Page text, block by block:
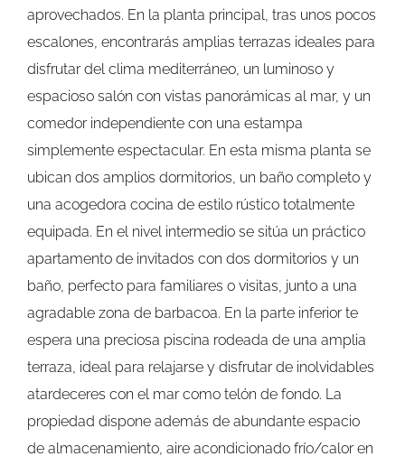
aprovechados. En la planta principal, tras unos pocos
escalones, encontrarás amplias terrazas ideales para
disfrutar del clima mediterráneo, un luminoso y
espacioso salón con vistas panorámicas al mar, y un
comedor independiente con una estampa
simplemente espectacular. En esta misma planta se
ubican dos amplios dormitorios, un baño completo y
una acogedora cocina de estilo rústico totalmente
equipada. En el nivel intermedio se sitúa un práctico
apartamento de invitados con dos dormitorios y un
baño, perfecto para familiares o visitas, junto a una
agradable zona de barbacoa. En la parte inferior te
espera una preciosa piscina rodeada de una amplia
terraza, ideal para relajarse y disfrutar de inolvidables
atardeceres con el mar como telón de fondo. La
propiedad dispone además de abundante espacio
de almacenamiento, aire acondicionado frío/calor en